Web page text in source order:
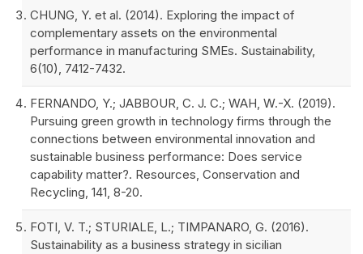
CHUNG, Y. et al. (2014). Exploring the impact of
complementary assets on the environmental
performance in manufacturing SMEs. Sustainability,
6(10), 7412-7432.
FERNANDO, Y.; JABBOUR, C. J. C.; WAH, W.-X. (2019).
Pursuing green growth in technology firms through the
connections between environmental innovation and
sustainable business performance: Does service
capability matter?. Resources, Conservation and
Recycling, 141, 8-20.
FOTI, V. T.; STURIALE, L.; TIMPANARO, G. (2016).
Sustainability as a business strategy in sicilian